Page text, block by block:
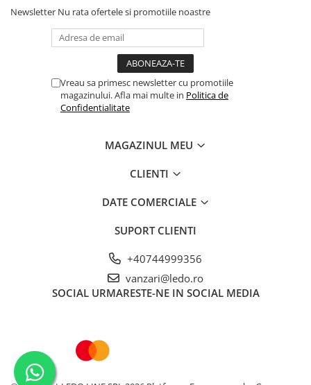
Newsletter Nu rata ofertele si promotiile noastre
Vreau sa primesc newsletter cu promotiile
magazinului. Afla mai multe in Politica de
Confidentialitate
MAGAZINUL MEU
CLIENTI
DATE COMERCIALE
SUPORT CLIENTI
+40744999356
vanzari@ledo.ro
SOCIAL URMARESTE-NE IN SOCIAL MEDIA